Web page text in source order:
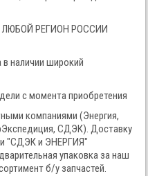
ЛЮБОЙ РЕГИОН РОССИИ
наличии широкий
с момента приобретения
компаниями (Энергия,
СДЭК). Доставку
"СДЭК и ЭНЕРГИЯ"
упаковка за наш
б/у запчастей.